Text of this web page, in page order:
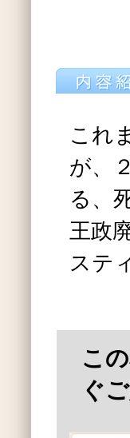
これ
が、
る、
王政
ステ
こ
ぐ